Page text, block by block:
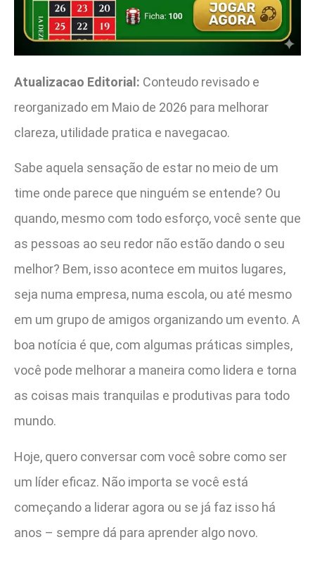
Atualizacao Editorial: Conteudo revisado e
reorganizado em Maio de 2026 para melhorar
clareza, utilidade pratica e navegacao.
Sabe aquela sensação de estar no meio de um
time onde parece que ninguém se entende? Ou
quando, mesmo com todo esforço, você sente que
as pessoas ao seu redor não estão dando o seu
melhor? Bem, isso acontece em muitos lugares,
seja numa empresa, numa escola, ou até mesmo
em um grupo de amigos organizando um evento. A
boa notícia é que, com algumas práticas simples,
você pode melhorar a maneira como lidera e torna
as coisas mais tranquilas e produtivas para todo
mundo.
Hoje, quero conversar com você sobre como ser
um líder eficaz. Não importa se você está
começando a liderar agora ou se já faz isso há
anos – sempre dá para aprender algo novo.